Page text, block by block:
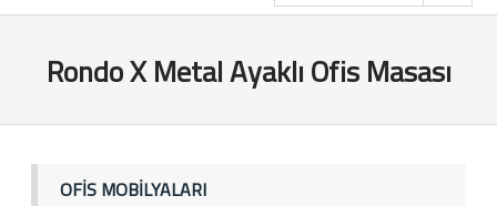
Rondo X Metal Ayaklı Ofis Masası
OFİS MOBİLYALARI